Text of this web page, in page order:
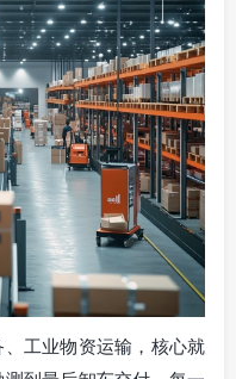
工业物资运输，核心就